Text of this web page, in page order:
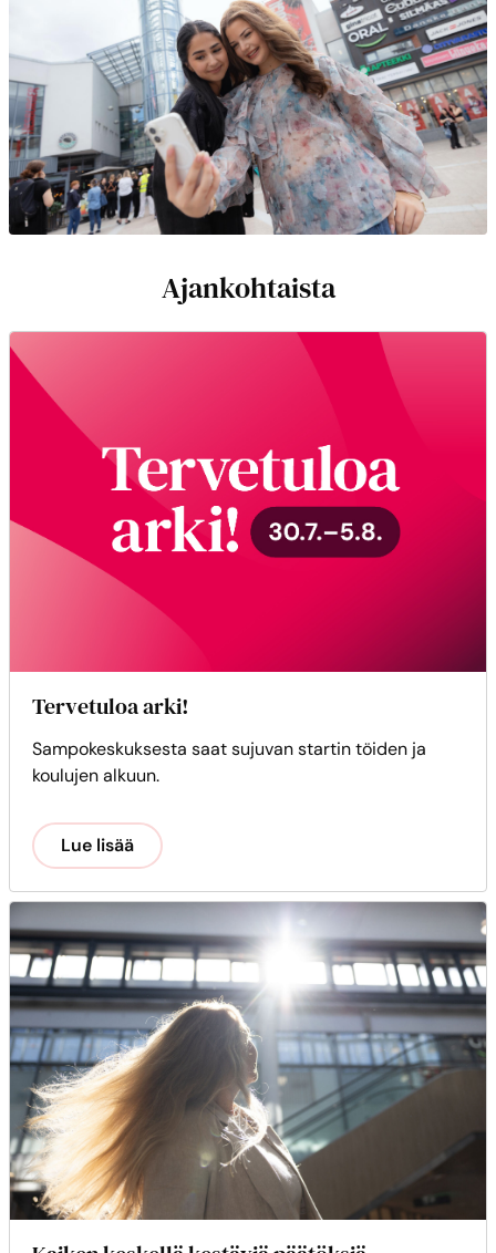
Ajankohtaista
Tervetuloa arki!
Sampokeskuksesta saat sujuvan startin töiden ja
koulujen alkuun.
Lue lisää